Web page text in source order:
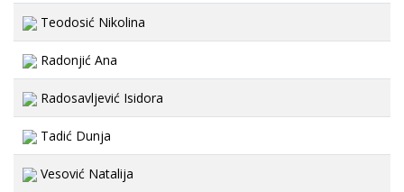
Teodosić Nikolina
Radonjić Ana
Radosavljević Isidora
Tadić Dunja
Vesović Natalija